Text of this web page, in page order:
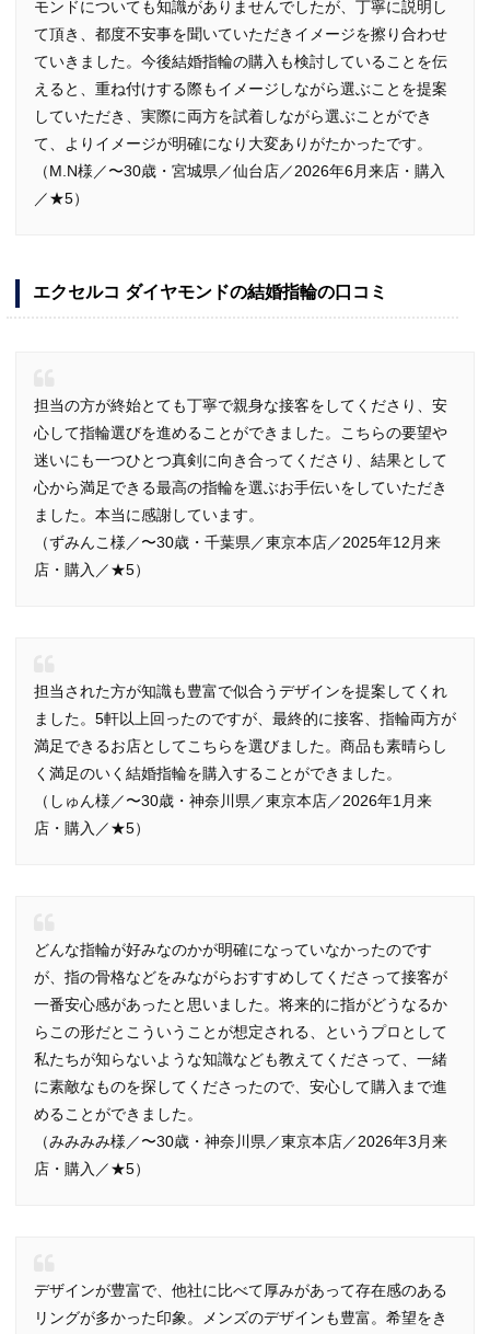
モンドについても知識がありませんでしたが、丁寧に説明し
て頂き、都度不安事を聞いていただきイメージを擦り合わせ
ていきました。今後結婚指輪の購入も検討していることを伝
えると、重ね付けする際もイメージしながら選ぶことを提案
していただき、実際に両方を試着しながら選ぶことができ
て、よりイメージが明確になり大変ありがたかったです。
（M.N様／〜30歳・宮城県／仙台店／2026年6月来店・購入
／★5）
エクセルコ ダイヤモンドの結婚指輪の口コミ
担当の方が終始とても丁寧で親身な接客をしてくださり、安
心して指輪選びを進めることができました。こちらの要望や
迷いにも一つひとつ真剣に向き合ってくださり、結果として
心から満足できる最高の指輪を選ぶお手伝いをしていただき
ました。本当に感謝しています。
（ずみんこ様／〜30歳・千葉県／東京本店／2025年12月来
店・購入／★5）
担当された方が知識も豊富で似合うデザインを提案してくれ
ました。5軒以上回ったのですが、最終的に接客、指輪両方が
満足できるお店としてこちらを選びました。商品も素晴らし
く満足のいく結婚指輪を購入することができました。
（しゅん様／〜30歳・神奈川県／東京本店／2026年1月来
店・購入／★5）
どんな指輪が好みなのかが明確になっていなかったのです
が、指の骨格などをみながらおすすめしてくださって接客が
一番安心感があったと思いました。将来的に指がどうなるか
らこの形だとこういうことが想定される、というプロとして
私たちが知らないような知識なども教えてくださって、一緒
に素敵なものを探してくださったので、安心して購入まで進
めることができました。
（みみみみ様／〜30歳・神奈川県／東京本店／2026年3月来
店・購入／★5）
デザインが豊富で、他社に比べて厚みがあって存在感のある
リングが多かった印象。メンズのデザインも豊富。希望をき